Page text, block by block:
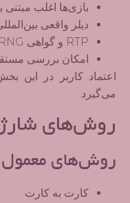
بازی‌ها اغلب مبتنی
دیلر واقعی
RTP و گواهی RNG شفاف نیست
امکان بررسی
اعتماد کاربر در این
می‌گیرد.
روش‌های
روش‌های
کارت به کارت